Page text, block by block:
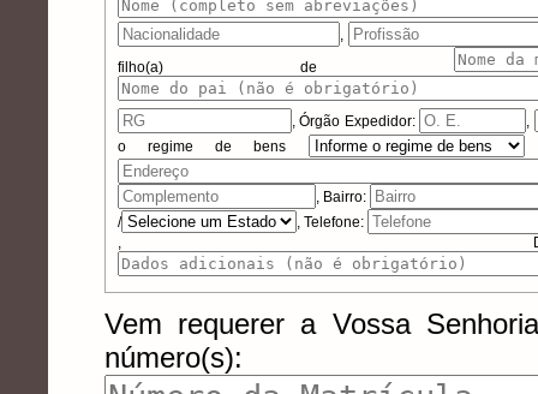
,
filho(a) de
,Órgão Expedidor:
,
o regime de bens
, Bairro:
/
, Telefone:
, Dados
Vem requerer a Vossa
número(s):